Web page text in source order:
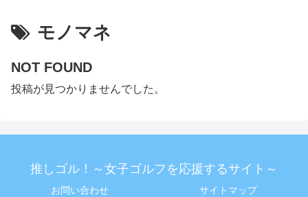
モノマネ
NOT FOUND
投稿が見つかりませんでした。
推しゴル！～女子ゴルフを応援するサイト～
お問い合わせ
サイトマップ